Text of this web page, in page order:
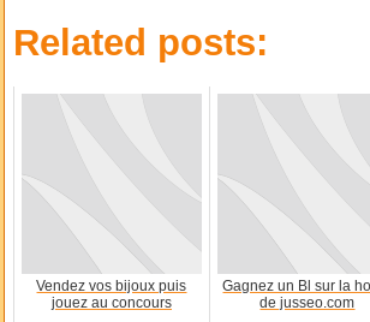
Related posts:
Vendez vos bijoux puis
jouez au concours
Gagnez un Bl sur la
de jusseo.com